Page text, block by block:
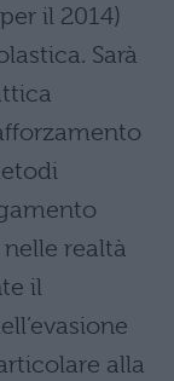
il 2014)
Sarà
realtà
il
alla